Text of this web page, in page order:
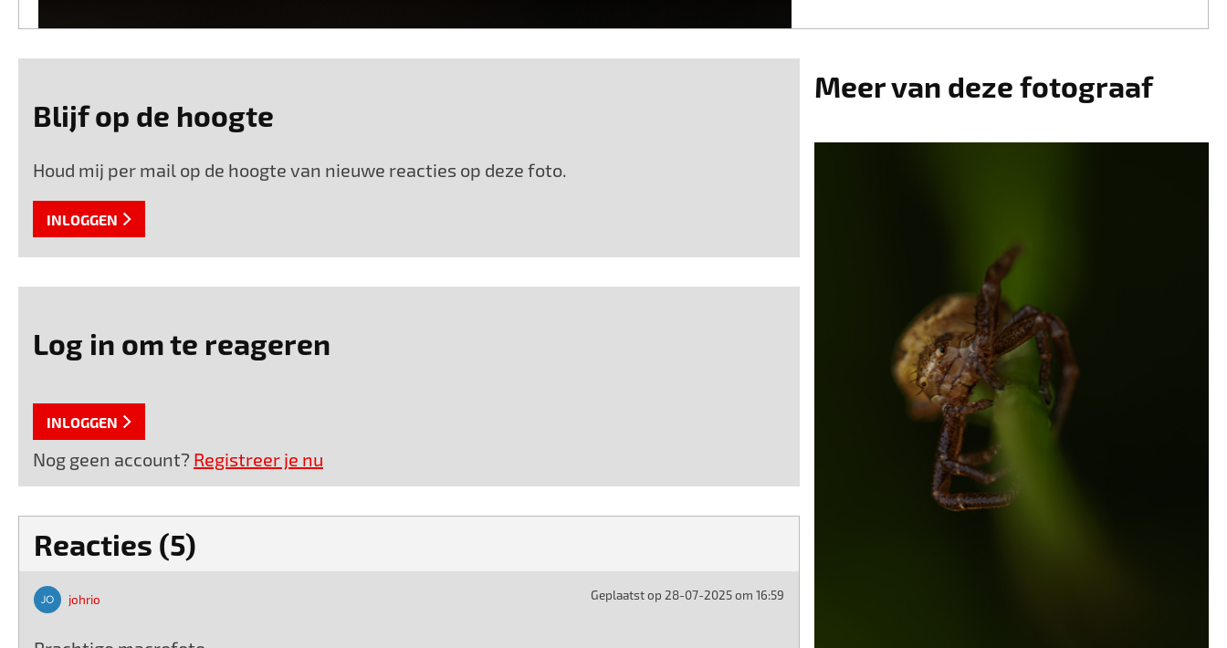
Blijf op de hoogte
Houd mij per mail op de hoogte van nieuwe reacties op deze foto.
INLOGGEN
Log in om te reageren
INLOGGEN
Nog geen account? Registreer je nu
Reacties (5)
johrio Geplaatst op 28-07-2025 om 16:59
Meer van deze fotograaf